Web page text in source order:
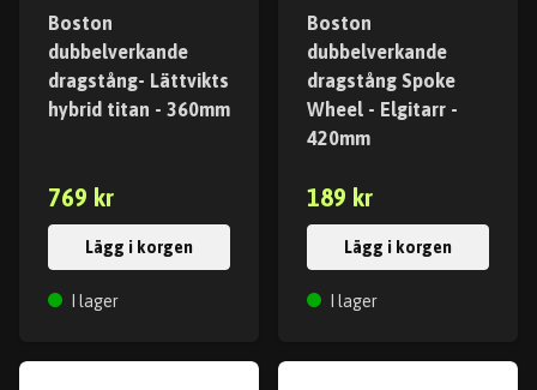
Boston
dubbelverkande
dragstång- Lättvikts
hybrid titan - 360mm
769 kr
Lägg i korgen
I lager
Boston
dubbelverkande
dragstång Spoke
Wheel - Elgitarr -
420mm
189 kr
Lägg i korgen
I lager